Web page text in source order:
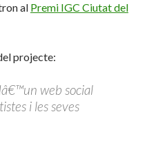
al Premi IGC Ciutat del
projecte:
web social
i les seves